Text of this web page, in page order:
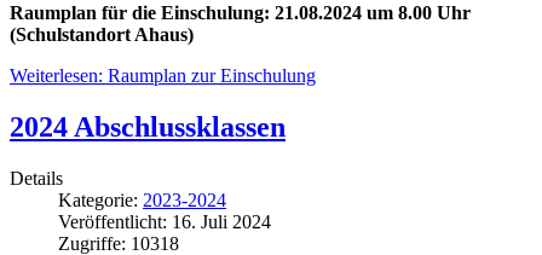
Raumplan für die Einschulung: 21.08.2024 um 8.00 Uhr
(Schulstandort Ahaus)
Weiterlesen: Raumplan zur Einschulung
2024 Abschlussklassen
Details
Kategorie: 2023-2024
Veröffentlicht: 16. Juli 2024
Zugriffe: 10318